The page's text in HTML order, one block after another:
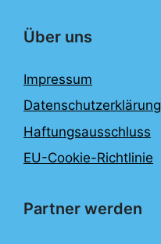
Über uns
Impressum
Datenschutzerklärung
Haftungsausschluss
EU-Cookie-Richtlinie
Partner werden